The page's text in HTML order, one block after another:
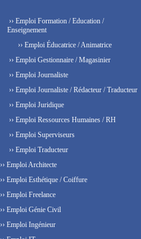
›› Emploi Formation / Education /
Enseignement
›› Emploi Éducatrice / Animatrice
›› Emploi Gestionnaire / Magasinier
›› Emploi Journaliste
›› Emploi Journaliste / Rédacteur / Traducteur
›› Emploi Juridique
›› Emploi Ressources Humaines / RH
›› Emploi Superviseurs
›› Emploi Traducteur
›› Emploi Architecte
›› Emploi Esthétique / Coiffure
›› Emploi Freelance
›› Emploi Génie Civil
›› Emploi Ingénieur